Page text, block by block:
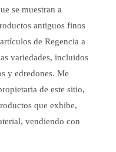
se muestran a
antiguos finos
de Regencia a
variedades, incluidos
y edredones. Me
de este sitio,
que exhibe,
vendiendo con